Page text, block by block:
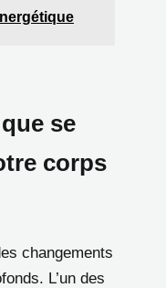
se
corps
changements
L’un des